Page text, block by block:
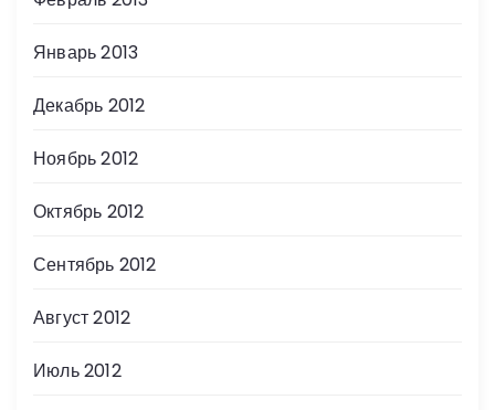
Январь 2013
Декабрь 2012
Ноябрь 2012
Октябрь 2012
Сентябрь 2012
Август 2012
Июль 2012